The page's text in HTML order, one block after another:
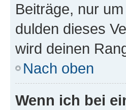
Beiträge, nur
dulden dieses
wird deinen
Nach oben
Wenn ich bei